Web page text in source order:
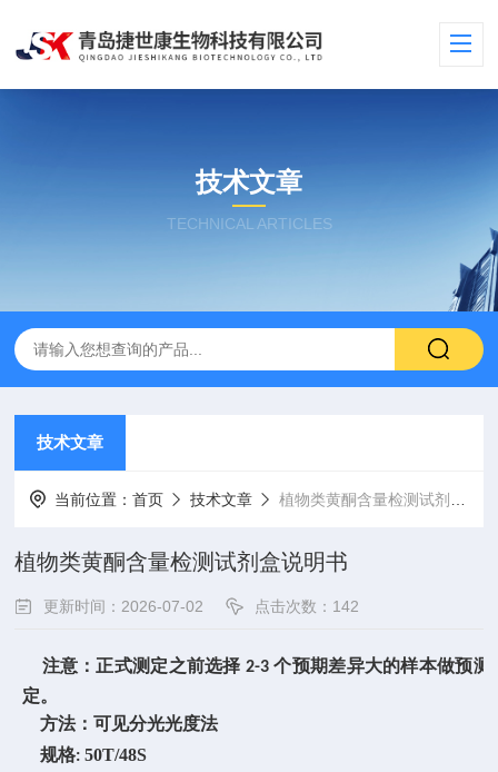
技术文章
TECHNICAL ARTICLES
技术文章
当前位置：首页 技术文章 植物类黄酮含量检测试剂盒说明书
植物类黄酮含量检测试剂盒说明书
更新时间：2026-07-02 点击次数：142
注意：正式测定之前选择 2-3个预期差异大的样本做预测
定。
方法：可见分光光度法
规格: 50T/48S